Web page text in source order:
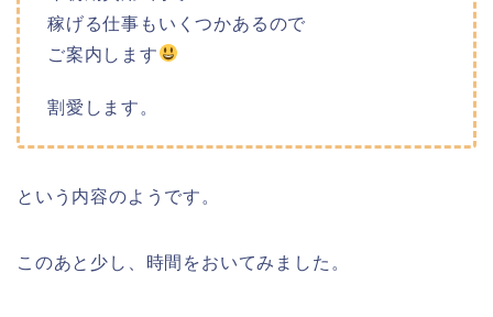
稼げる仕事もいくつかあるので
ご案内します
割愛します。
という内容のようです。
このあと少し、時間をおいてみました。